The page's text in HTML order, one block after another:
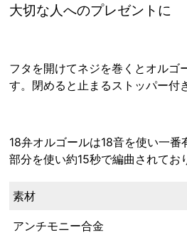
大切な人へのプレゼントに
フタを開けてネジを巻くとオルゴ
す。閉めると止まるストッパー付
18弁オルゴールは18音を使い一
部分を使い約15秒で編曲されてお
素材
アンチモニー合金